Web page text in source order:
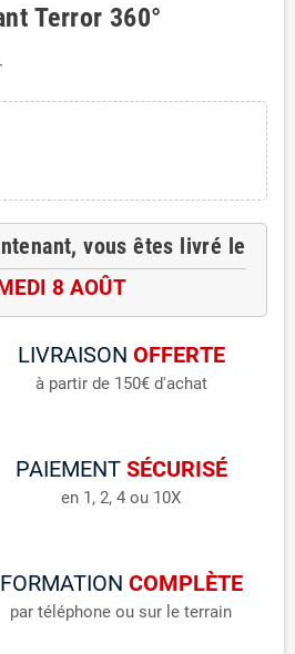
Terror 360°
vous êtes livré le
8 AOÛT
LIVRAISON OFFERTE
à partir de 150€ d'achat
PAIEMENT SÉCURISÉ
en 1, 2, 4 ou 10X
FORMATION COMPLÈTE
par téléphone ou sur le terrain